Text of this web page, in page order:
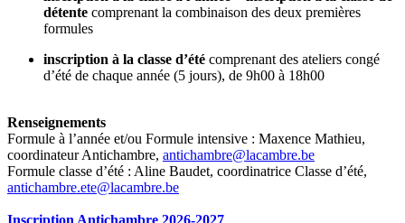
détente comprenant la combinaison des deux premières
formules
inscription à la classe d’été comprenant des ateliers congé
d’été de chaque année (5 jours), de 9h00 à 18h00
Renseignements
Formule à l’année et/ou Formule intensive : Maxence Mathieu,
coordinateur Antichambre, antichambre@lacambre.be
Formule classe d’été : Aline Baudet, coordinatrice Classe d’été,
antichambre.ete@lacambre.be
Inscription Antichambre 2026-2027